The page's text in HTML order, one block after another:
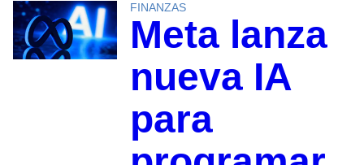
FINANZAS
Meta lanza
nueva IA
para